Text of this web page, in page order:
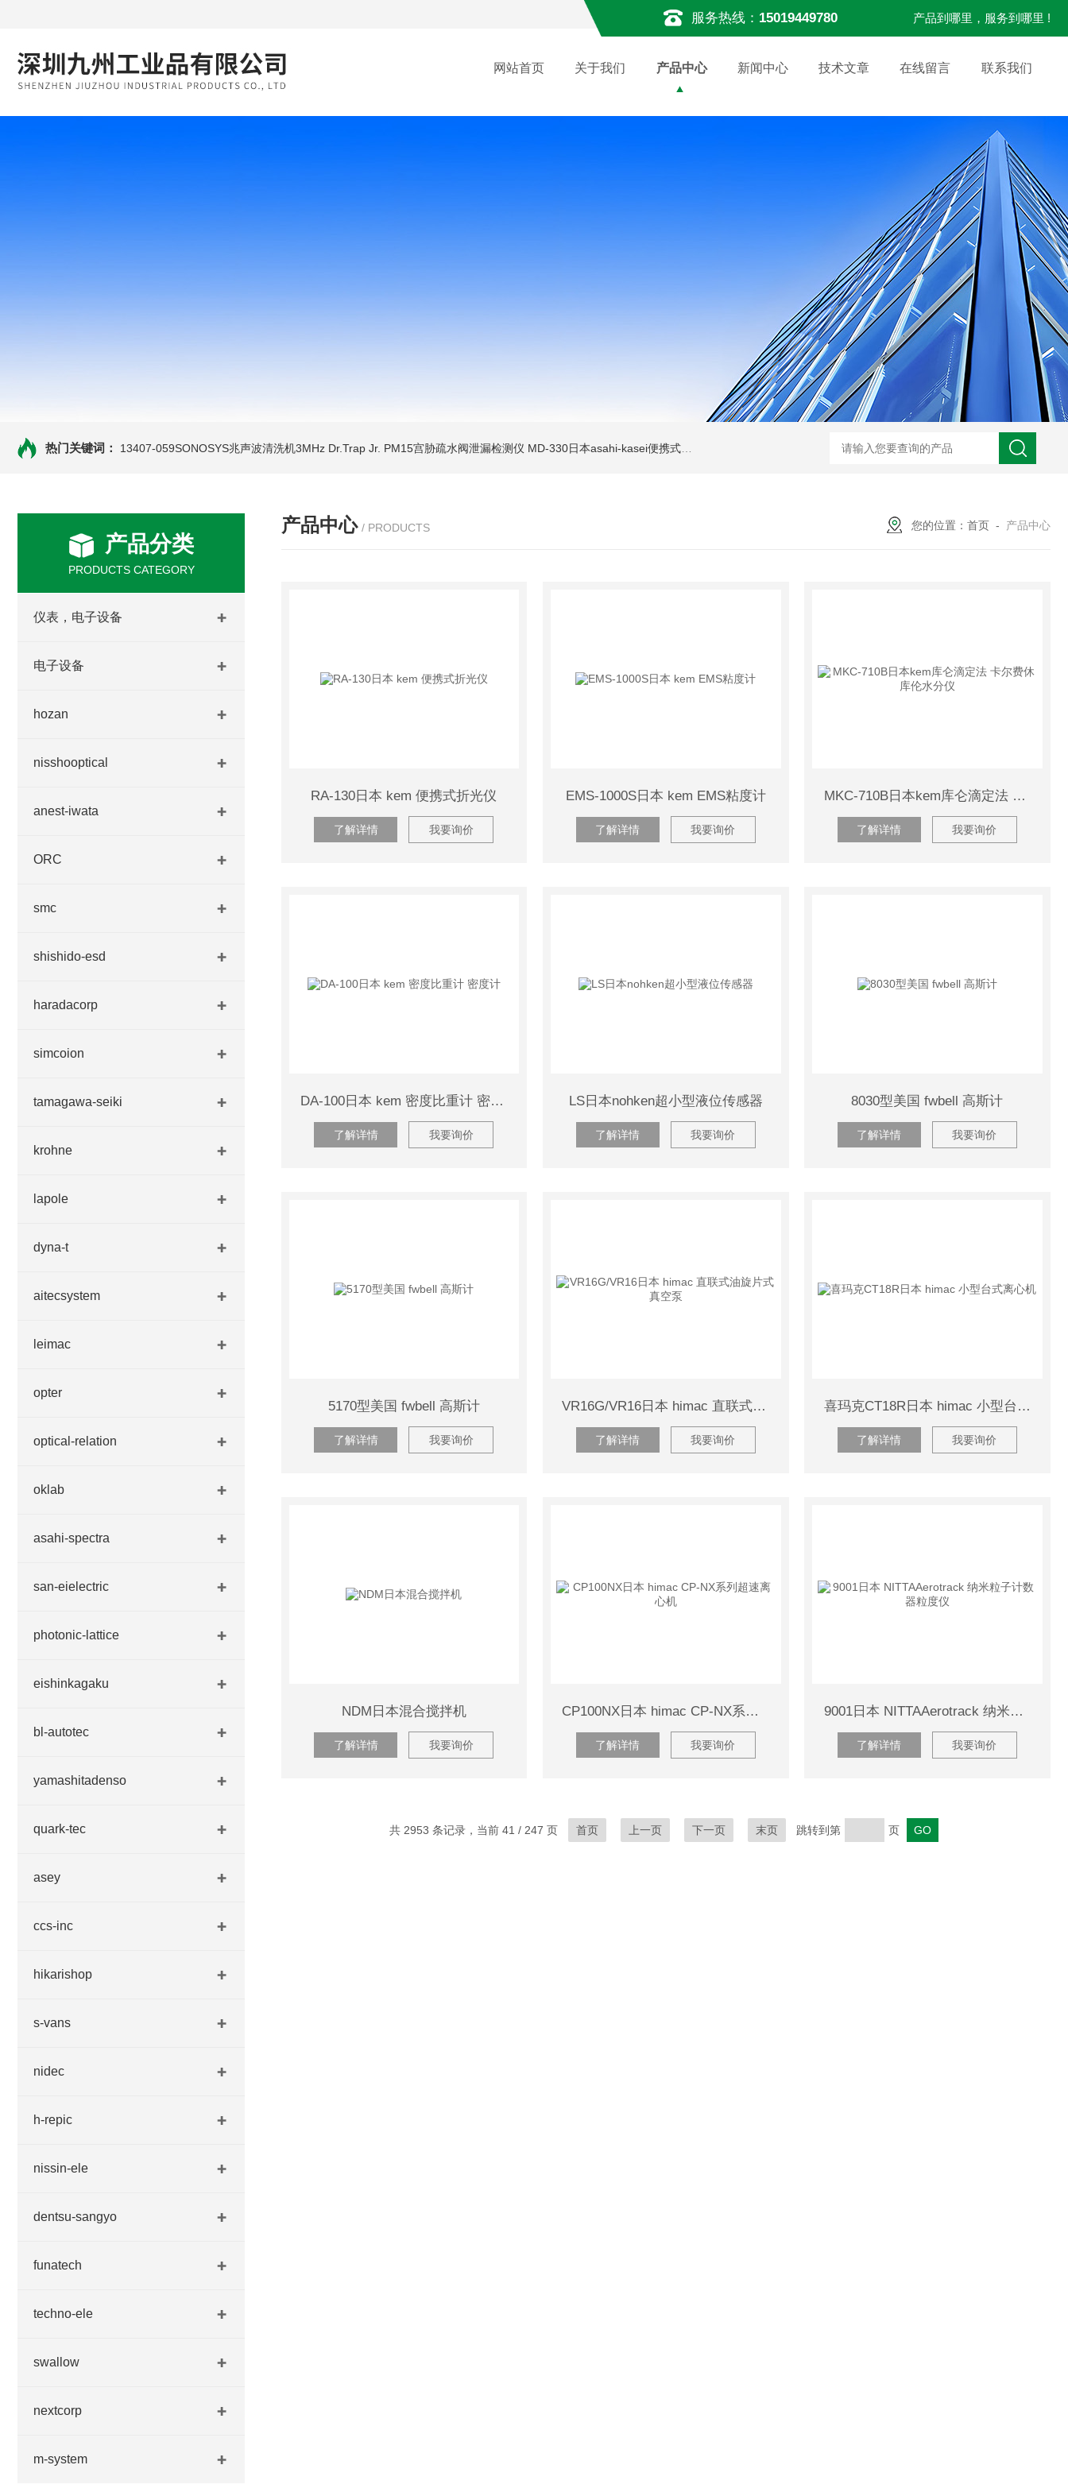
服务热线： 15019449780 产品到哪里，服务到哪里 !
网站首页 关于我们 产品中心 新闻中心 技术文章 在线留言 联系我们
热门关键词： 13407-059SONOSYS兆声波清洗机3MHz Dr.Trap Jr. PM15宫胁疏水阀泄漏检测仪 MD-330日本asahi-kasei便携式振动诊断装置 BL300Ft日本heidon外部输出搅拌器 搅拌器100日本heidon循环
产品分类
PRODUCTS CATEGORY
仪表，电子设备
电子设备
hozan
nisshooptical
anest-iwata
ORC
smc
shishido-esd
haradacorp
simcoion
tamagawa-seiki
krohne
lapole
dyna-t
aitecsystem
leimac
opter
optical-relation
oklab
asahi-spectra
san-eielectric
photonic-lattice
eishinkagaku
bl-autotec
yamashitadenso
quark-tec
asey
ccs-inc
hikarishop
s-vans
nidec
h-repic
nissin-ele
dentsu-sangyo
funatech
techno-ele
swallow
nextcorp
m-system
产品中心 / PRODUCTS 您的位置： 首页 - 产品中心
RA-130日本 kem 便携式折光仪
了解详情 我要询价
EMS-1000S日本 kem EMS粘度计
了解详情 我要询价
MKC-710B日本kem库仑滴定法 卡尔费休 库伦水分仪
了解详情 我要询价
DA-100日本 kem 密度比重计 密度计
了解详情 我要询价
LS日本nohken超小型液位传感器
了解详情 我要询价
8030型美国 fwbell 高斯计
了解详情 我要询价
5170型美国 fwbell 高斯计
了解详情 我要询价
VR16G/VR16日本 himac 直联式油旋片式真空泵
了解详情 我要询价
喜玛克CT18R日本 himac 小型台式离心机
了解详情 我要询价
NDM日本混合搅拌机
了解详情 我要询价
CP100NX日本 himac CP-NX系列超速离心机
了解详情 我要询价
9001日本 NITTAAerotrack 纳米粒子计数器粒度仪
了解详情 我要询价
共 2953 条记录，当前 41 / 247 页 首页 上一页 下一页 末页 跳转到第 页